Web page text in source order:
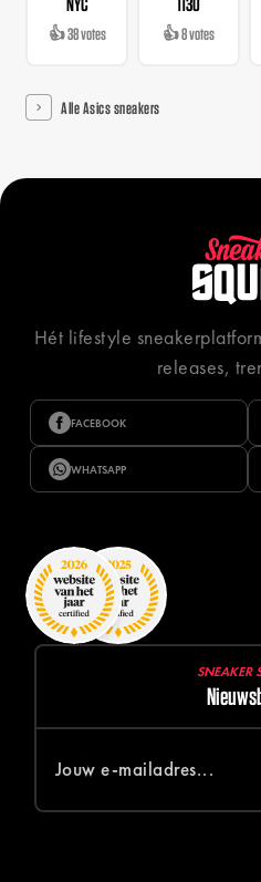
NYC
👍 38 votes
1130
👍 8 votes
Alle Asics sneakers
Hét lifestyle
releases,
FACEBOOK
WHATSAPP
SNEAKER